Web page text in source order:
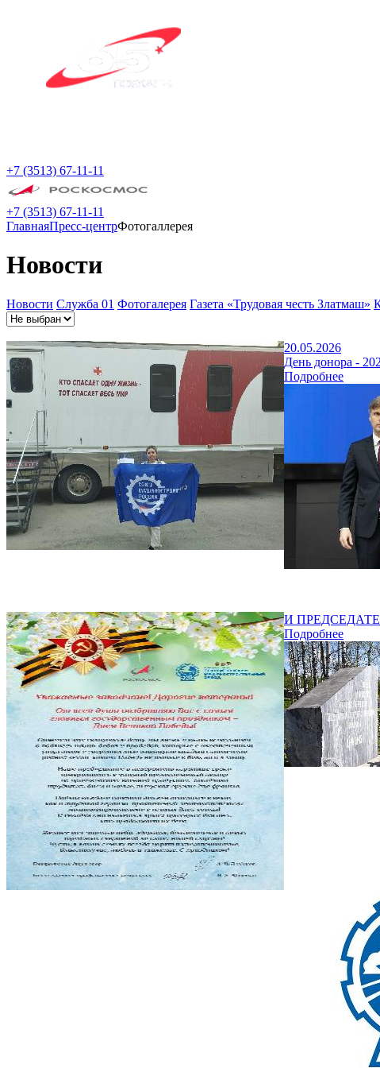
+7 (3513) 67-11-11
+7 (3513) 67-11-11
ГлавнаяПресс-центрФотогаллерея
Новости
Новости Служба 01 Фотогалерея Газета «Трудовая честь Златмаш»
20.05.2026
День донора -
Подробнее
И
Подробнее